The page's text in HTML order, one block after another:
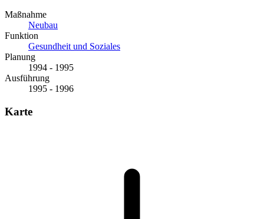
Maßnahme
Neubau
Funktion
Gesundheit und Soziales
Planung
1994 - 1995
Ausführung
1995 - 1996
Karte